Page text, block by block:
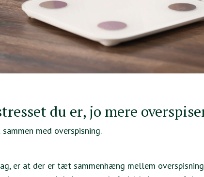
du er, jo mere
med overspisning.
er at der er tæt sammenhæng mellem